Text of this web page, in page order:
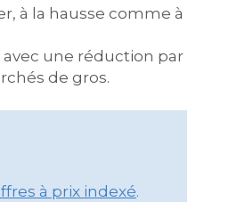
à la hausse comme à
une réduction par
de gros.
à prix indexé.